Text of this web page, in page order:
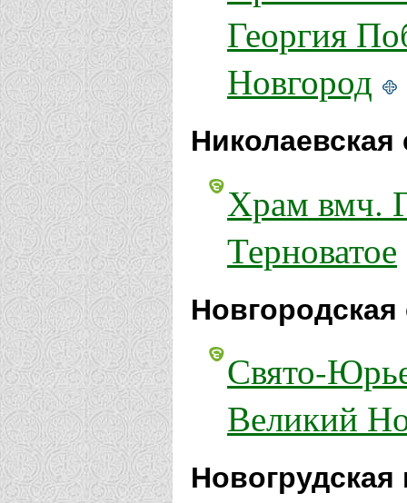
Георгия
Новгород
Николаевская
Храм вмч.
Терноватое
Свято-
Великий